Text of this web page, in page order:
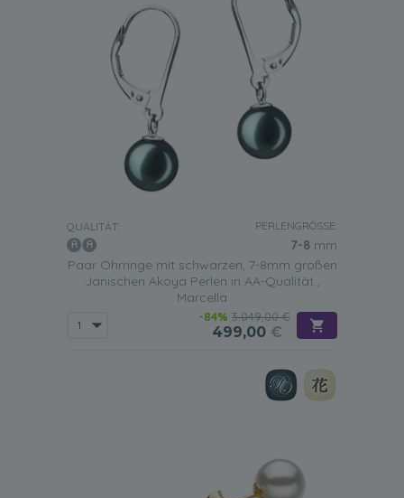
QUALITÄT: PERLENGRÖSSE:
7-8 mm
Paar Ohrringe mit schwarzen, 7-8mm großen
Janischen Akoya Perlen in AA-Qualität ,
Marcella
-84% 3.049,00 €
499,00 €